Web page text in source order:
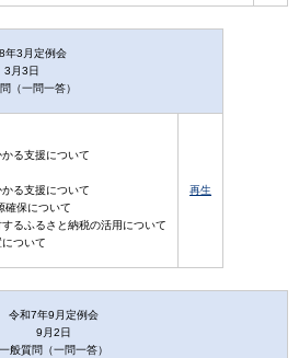
年3月定例会
3月3日
（一問一答）
る支援について
る支援について
確保について
るふるさと納税の活用について
について
再生
令和7年9月定例会
9月2日
一般質問（一問一答）